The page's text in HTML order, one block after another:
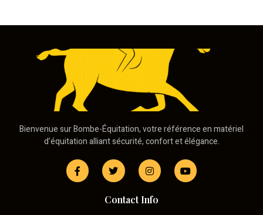
Bienvenue sur Bombe-Équitation, votre référence en matériel
d’équitation alliant sécurité, confort et élégance.
Contact Info